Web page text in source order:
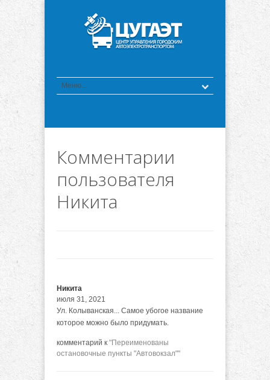
Комментарии
пользователя
Никита
Никита
июля 31, 2021
Ул. Колыванская... Самое убогое название
которое можно было придумать.
комментарий к "Переименованы
остановочные пункты "Автовокзал""